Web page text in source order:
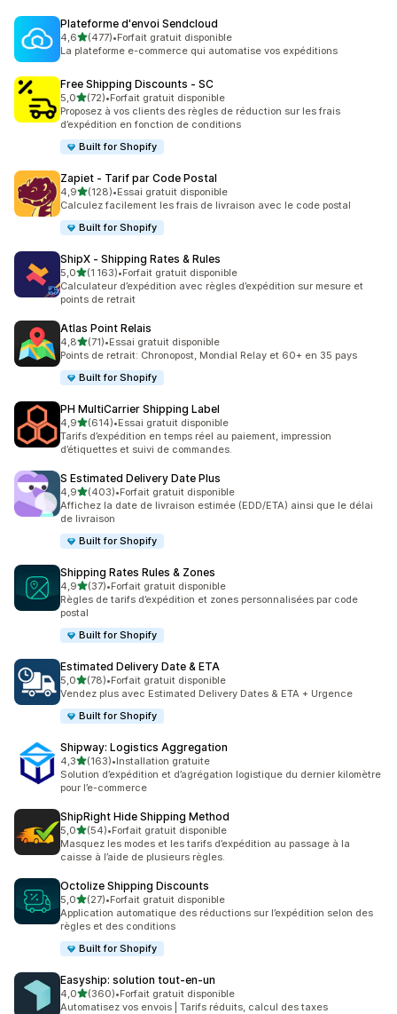
Plateforme d'envoi Sendcloud
4,6étoile(s) sur 5
(477)
477 avis au total
•Forfait gratuit disponible
La plateforme e-commerce qui automatise vos expéditions
Free Shipping Discounts ‑ SC
5,0étoile(s) sur 5
(72)
72 avis au total
•Forfait gratuit disponible
Proposez à vos clients des règles de réduction sur les frais
d’expédition en fonction de conditions
Built for Shopify
Zapiet ‑ Tarif par Code Postal
4,9étoile(s) sur 5
(128)
128 avis au total
•Essai gratuit disponible
Calculez facilement les frais de livraison avec le code postal
Built for Shopify
ShipX ‑ Shipping Rates & Rules
5,0étoile(s) sur 5
(1 163)
1163 avis au total
•Forfait gratuit disponible
Calculateur d’expédition avec règles d’expédition sur mesure et
points de retrait
Atlas Point Relais
4,8étoile(s) sur 5
(71)
71 avis au total
•Essai gratuit disponible
Points de retrait: Chronopost, Mondial Relay et 60+ en 35 pays
Built for Shopify
PH MultiCarrier Shipping Label
4,9étoile(s) sur 5
(614)
614 avis au total
•Essai gratuit disponible
Tarifs d’expédition en temps réel au paiement, impression
d’étiquettes et suivi de commandes.
S Estimated Delivery Date Plus
4,9étoile(s) sur 5
(403)
403 avis au total
•Forfait gratuit disponible
Affichez la date de livraison estimée (EDD/ETA) ainsi que le délai
de livraison
Built for Shopify
Shipping Rates Rules & Zones
4,9étoile(s) sur 5
(37)
37 avis au total
•Forfait gratuit disponible
Règles de tarifs d’expédition et zones personnalisées par code
postal
Built for Shopify
Estimated Delivery Date & ETA
5,0étoile(s) sur 5
(78)
78 avis au total
•Forfait gratuit disponible
Vendez plus avec Estimated Delivery Dates & ETA + Urgence
Built for Shopify
Shipway: Logistics Aggregation
4,3étoile(s) sur 5
(163)
163 avis au total
•Installation gratuite
Solution d’expédition et d’agrégation logistique du dernier kilomètre
pour l’e-commerce
ShipRight Hide Shipping Method
5,0étoile(s) sur 5
(54)
54 avis au total
•Forfait gratuit disponible
Masquez les modes et les tarifs d’expédition au passage à la
caisse à l’aide de plusieurs règles.
Octolize Shipping Discounts
5,0étoile(s) sur 5
(27)
27 avis au total
•Forfait gratuit disponible
Application automatique des réductions sur l’expédition selon des
règles et des conditions
Built for Shopify
Easyship: solution tout‑en‑un
4,0étoile(s) sur 5
(360)
360 avis au total
•Forfait gratuit disponible
Automatisez vos envois | Tarifs réduits, calcul des taxes